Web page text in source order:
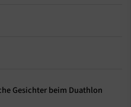
Gesichter beim Duathlon